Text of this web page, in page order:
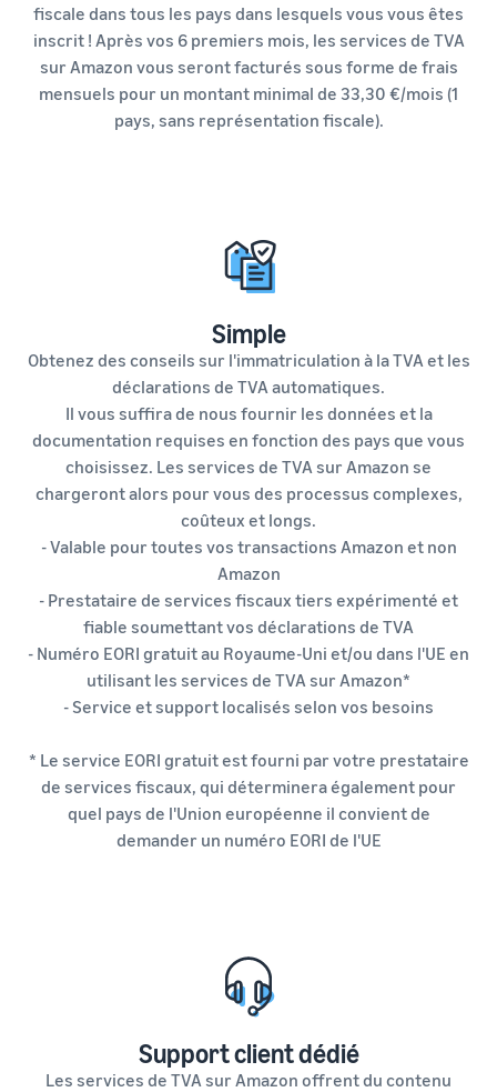
fiscale dans tous les pays dans lesquels vous vous êtes
inscrit ! Après vos 6 premiers mois, les services de TVA
sur Amazon vous seront facturés sous forme de frais
mensuels pour un montant minimal de 33,30 €/mois (1
pays, sans représentation fiscale).
Simple
Obtenez des conseils sur l'immatriculation à la TVA et les
déclarations de TVA automatiques.
Il vous suffira de nous fournir les données et la
documentation requises en fonction des pays que vous
choisissez. Les services de TVA sur Amazon se
chargeront alors pour vous des processus complexes,
coûteux et longs.
- Valable pour toutes vos transactions Amazon et non
Amazon
- Prestataire de services fiscaux tiers expérimenté et
fiable soumettant vos déclarations de TVA
- Numéro EORI gratuit au Royaume-Uni et/ou dans l'UE en
utilisant les services de TVA sur Amazon*
- Service et support localisés selon vos besoins
* Le service EORI gratuit est fourni par votre prestataire
de services fiscaux, qui déterminera également pour
quel pays de l'Union européenne il convient de
demander un numéro EORI de l'UE
Support client dédié
Les services de TVA sur Amazon offrent du contenu